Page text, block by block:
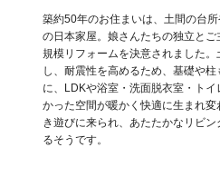
築約50年のお住まいは、土間の台
の日本家屋。娘さんたちの独立と
規模リフォームを決意されました
し、耐震性を高めるため、基礎や
に、LDKや浴室・洗面脱衣室・ト
かった空間が暖かく快適に生まれ
き遊びに来られ、あたたかなリビ
るそうです。